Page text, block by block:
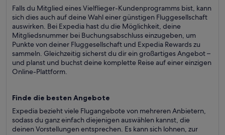
Falls du Mitglied eines Vielflieger-Kundenprogramms bist, kann
sich dies auch auf deine Wahl einer günstigen Fluggesellschaft
auswirken. Bei Expedia hast du die Möglichkeit, deine
Mitgliedsnummer bei Buchungsabschluss einzugeben, um
Punkte von deiner Fluggesellschaft und Expedia Rewards zu
sammeln. Gleichzeitig sicherst du dir ein großartiges Angebot –
und planst und buchst deine komplette Reise auf einer einzigen
Online-Plattform.
Finde die besten Angebote
Expedia bezieht viele Flugangebote von mehreren Anbietern,
sodass du ganz einfach diejenigen auswählen kannst, die
deinen Vorstellungen entsprechen. Es kann sich lohnen, zur